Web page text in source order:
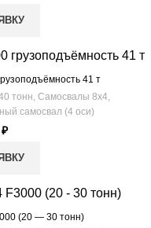
41 т
тонн Самосвалы 8х4
самосвал (4 оси)
₽
(20 — 30 тонн)